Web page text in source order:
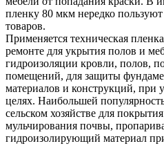
пленку 80 мкм нередко
товаров.
Применяется техническая
ремонте для укрытия полов и
гидроизоляции кровли, полов,
помещений, для защиты
материалов и конструкций, при
целях. Наибольшей
сельском хозяйстве для
мульчирования почвы,
гидроизолирующий материал